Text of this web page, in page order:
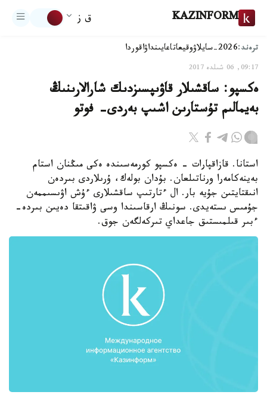
KAZINFORM ق ز
ترەند:2026-سايلاۋ وقيعاتاعايىنداۋاقوردا
09:17, 06 شىلدە 2017
ەكسپو: ساقشىلار قاۋىپسىزدىك شارالارىنىڭ
بەيمالىم تۇستارىن اشىپ بەردى- فوتو
استانا. قازاقپارات - ەكسپو كورمەسىندە ەكى مىڭنان استام
بەينەكامەرا ورناتىلعان. بۇدان بولەك، ۇرىلاردى بىردەن
انىقتايتىن جۇيە بار. ال ءتارتىپ ساقشىلارى ءۇش اۋىسىممەن
جۇمىس ىستەيدى. سونىڭ ارقاسىندا وسى ۋاقىتقا دەيىن بىردە-
ءبىر قىلمىستىق جاعداي تىركەلگەن جوق.